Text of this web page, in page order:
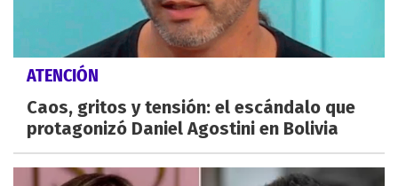
ATENCIÓN
Caos, gritos y tensión: el escándalo que
protagonizó Daniel Agostini en Bolivia